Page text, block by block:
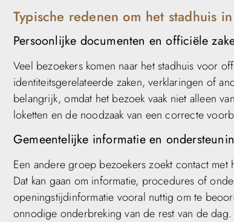
Typische redenen om het stadhuis
Persoonlijke documenten en officiële
Veel bezoekers komen naar het stadhuis voor
identiteitsgerelateerde zaken, verklaringen of
belangrijk, omdat het bezoek vaak niet alleen
loketten en de noodzaak van een correcte
Gemeentelijke informatie en
Een andere groep bezoekers zoekt contact
Dat kan gaan om informatie, procedures of
openingstijdinformatie vooral nuttig om te
onnodige onderbreking van de rest van de dag.